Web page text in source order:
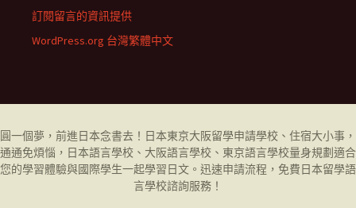
訂閱留言的資訊提供
WordPress.org 台灣繁體中文
圓一個夢，前進日本念書去！日本東京大阪留學申請學校、住宿大小事，
通通免煩惱，日本語言學校、大阪語言學校、東京語言學校量身規劃適合
您的學習體驗與國際學生一起學習日文。迅速申請流程，免費日本留學語
言學校諮詢服務！